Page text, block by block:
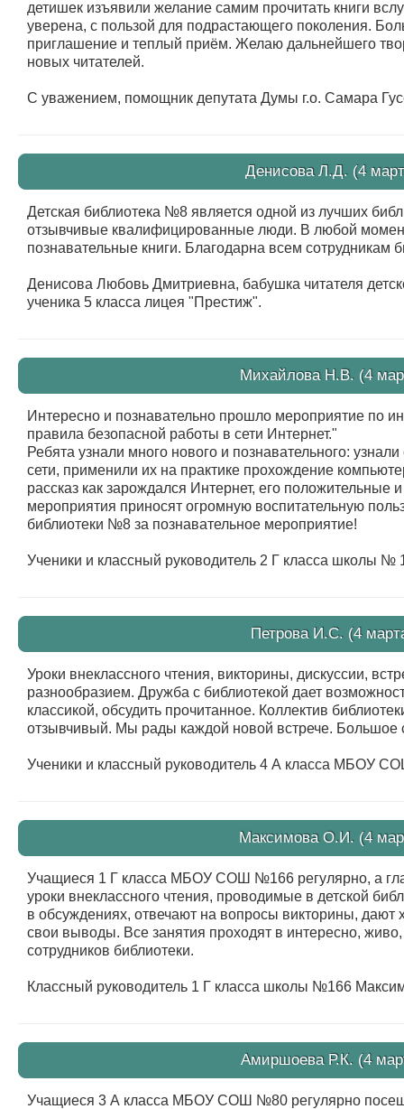
детишек изъявили желание самим прочитать книги
уверена, с пользой для подрастающего поколения.
приглашение и теплый приём. Желаю дальнейшего
новых читателей.
С уважением, помощник депутата Думы г.о. Самара
Денисова Л.Д. (4
Детская библиотека №8 является одной из лучших
отзывчивые квалифицированные люди. В любой
познавательные книги. Благодарна всем сотрудникам
Денисова Любовь Дмитриевна, бабушка читателя
ученика 5 класса лицея "Престиж".
Михайлова Н.В. (4
Интересно и познавательно прошло мероприятие по
правила безопасной работы в сети Интернет."
Ребята узнали много нового и познавательного:
сети, применили их на практике прохождение
рассказ как зарождался Интернет, его положительные
мероприятия приносят огромную воспитательную
библиотеки №8 за познавательное мероприятие!
Ученики и классный руководитель 2 Г класса школы
Петрова И.С. (4
Уроки внеклассного чтения, викторины, дискуссии,
разнообразием. Дружба с библиотекой дает
классикой, обсудить прочитанное. Коллектив
отзывчивый. Мы рады каждой новой встрече. Большое
Ученики и классный руководитель 4 А класса МБОУ
Максимова О.И. (4
Учащиеся 1 Г класса МБОУ СОШ №166 регулярно, а
уроки внеклассного чтения, проводимые в детской
в обсуждениях, отвечают на вопросы викторины, дают
свои выводы. Все занятия проходят в интересно,
сотрудников библиотеки.
Классный руководитель 1 Г класса школы №166
Амиршоева Р.К. (4
Учащиеся 3 А класса МБОУ СОШ №80 регулярно